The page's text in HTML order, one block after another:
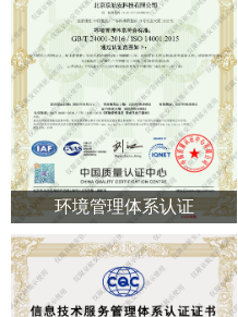
环境管理体系认证